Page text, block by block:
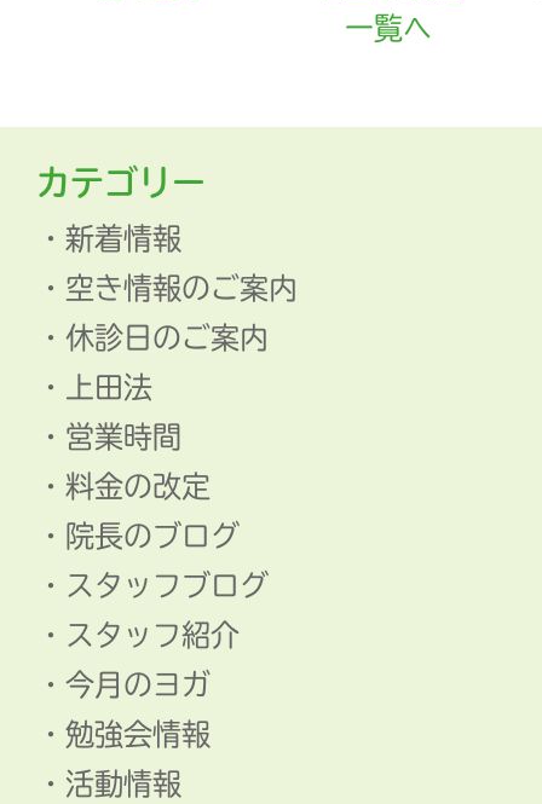
一覧へ
カテゴリー
新着情報
空き情報のご案内
休診日のご案内
上田法
営業時間
料金の改定
院長のブログ
スタッフブログ
スタッフ紹介
今月のヨガ
勉強会情報
活動情報